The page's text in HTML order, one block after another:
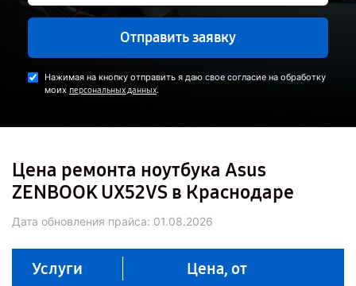
Отправить заявку
Нажимая на кнопку отправить я даю свое согласие на обработку
моих персональных данных.
Цена ремонта ноутбука Asus
ZENBOOK UX52VS в Краснодаре
Дата обновления прайса: 01.08.2026
Услуги Цена, от